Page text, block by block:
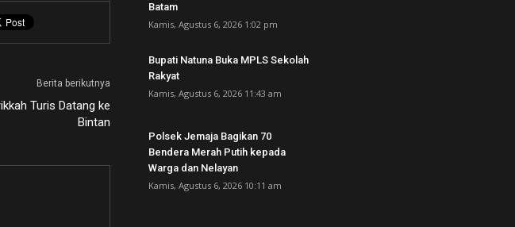
Berita berikutnya
Turis Datang ke
Bintan
Batam
Kamis, Agustus 6, 2026 1:02 pm
Bupati Natuna Buka MPLS Sekolah
Rakyat
Kamis, Agustus 6, 2026 11:43 am
Polsek Jemaja Bagikan 70
Bendera Merah Putih kepada
Warga dan Nelayan
Kamis, Agustus 6, 2026 10:11 am